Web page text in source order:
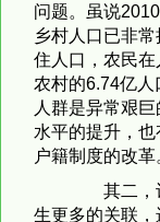
问题。虽说
乡村人口已非
住人口，农民
农村的6.74亿人
人群是异常艰
水平的提升，
户籍制度的改革
其二，让
生更多的关联，